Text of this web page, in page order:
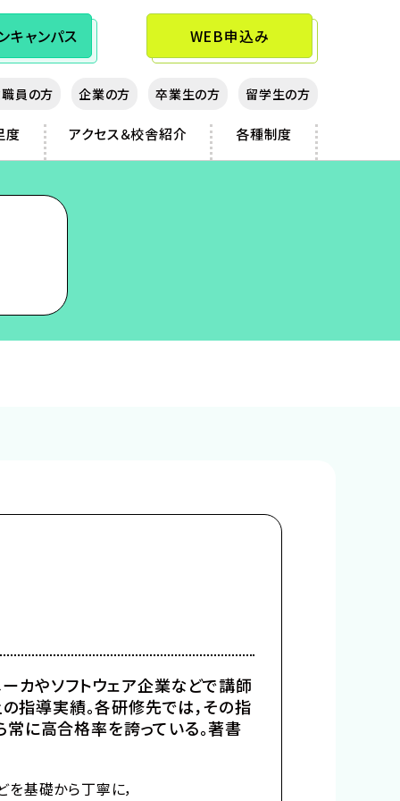
キャンパス WEB申込み
員の方 企業の方 卒業生の方 留学生の方
度 アクセス＆校舎紹介 各種制度
カやソフトウェア企業などで講師
指導実績。各研修先では，その指
常に高合格率を誇っている。著書
基礎から丁寧に，